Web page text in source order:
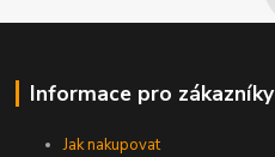
Informace pro zákazníky
Jak nakupovat